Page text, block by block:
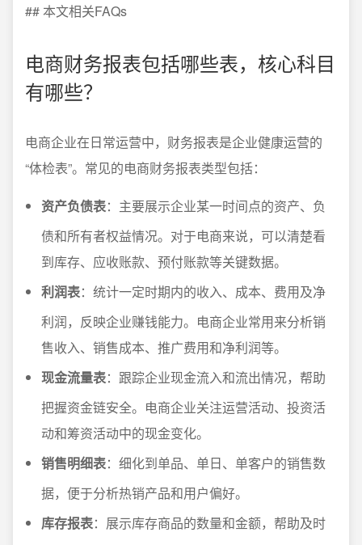
## 本文相关FAQs
电商财务报表包括哪些表，核心科目
有哪些？
电商企业在日常运营中，财务报表是企业健康运营的
“体检表”。常见的电商财务报表类型包括：
资产负债表：主要展示企业某一时间点的资产、负
债和所有者权益情况。对于电商来说，可以清楚看
到库存、应收账款、预付账款等关键数据。
利润表：统计一定时期内的收入、成本、费用及净
利润，反映企业赚钱能力。电商企业常用来分析销
售收入、销售成本、推广费用和净利润等。
现金流量表：跟踪企业现金流入和流出情况，帮助
把握资金链安全。电商企业关注运营活动、投资活
动和筹资活动中的现金变化。
销售明细表：细化到单品、单日、单客户的销售数
据，便于分析热销产品和用户偏好。
库存报表：展示库存商品的数量和金额，帮助及时